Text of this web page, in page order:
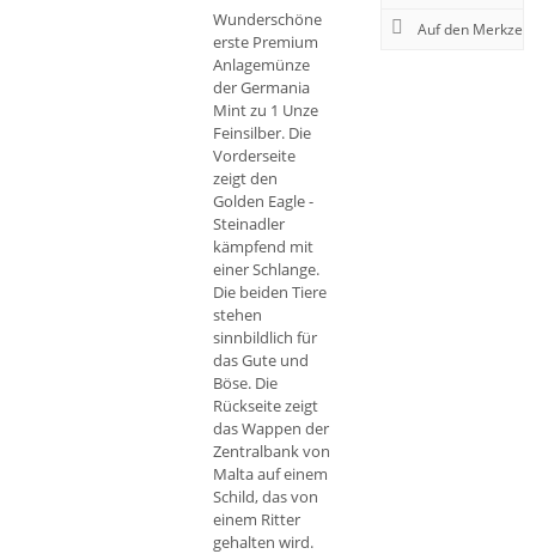
Wunderschöne
erste Premium
Anlagemünze
der Germania
Mint zu 1 Unze
Feinsilber. Die
Vorderseite
zeigt den
Golden Eagle -
Steinadler
kämpfend mit
einer Schlange.
Die beiden Tiere
stehen
sinnbildlich für
das Gute und
Böse. Die
Rückseite zeigt
das Wappen der
Zentralbank von
Malta auf einem
Schild, das von
einem Ritter
gehalten wird.